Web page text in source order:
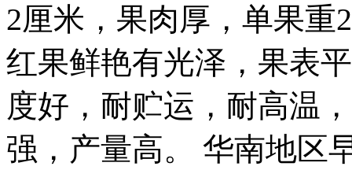
2厘米，果肉厚，单果重
红果鲜艳有光泽，果表
度好，耐贮运，耐高温
强，产量高。 华南地区